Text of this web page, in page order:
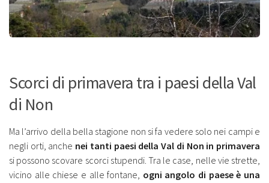
Scorci di primavera tra i paesi della Val
di Non
Ma l’arrivo della bella stagione non si fa vedere solo nei campi e
negli orti, anche nei tanti paesi della Val di Non in primavera
si possono scovare scorci stupendi. Tra le case, nelle vie strette,
vicino alle chiese e alle fontane, ogni angolo di paese è una